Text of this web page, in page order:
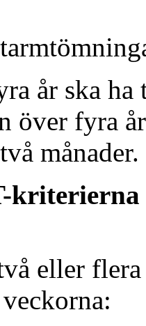
år ska ha
över fyra
kriterierna
eller